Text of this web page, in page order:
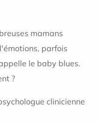
mamans
parfois
le baby blues.
?
clinicienne